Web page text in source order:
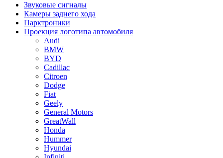
Звуковые сигналы
Камеры заднего хода
Парктроники
Проекция логотипа автомобиля
Audi
BMW
BYD
Cadillac
Citroen
Dodge
Fiat
Geely
General Motors
GreatWall
Honda
Hummer
Hyundai